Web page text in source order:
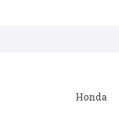
Honda